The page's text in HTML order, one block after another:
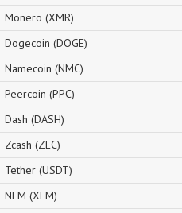
Monero (XMR)
Dogecoin (DOGE)
Namecoin (NMC)
Peercoin (PPC)
Dash (DASH)
Zcash (ZEC)
Tether (USDT)
NEM (XEM)